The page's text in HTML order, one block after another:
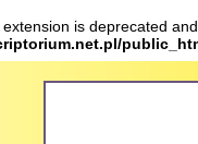
is deprecated